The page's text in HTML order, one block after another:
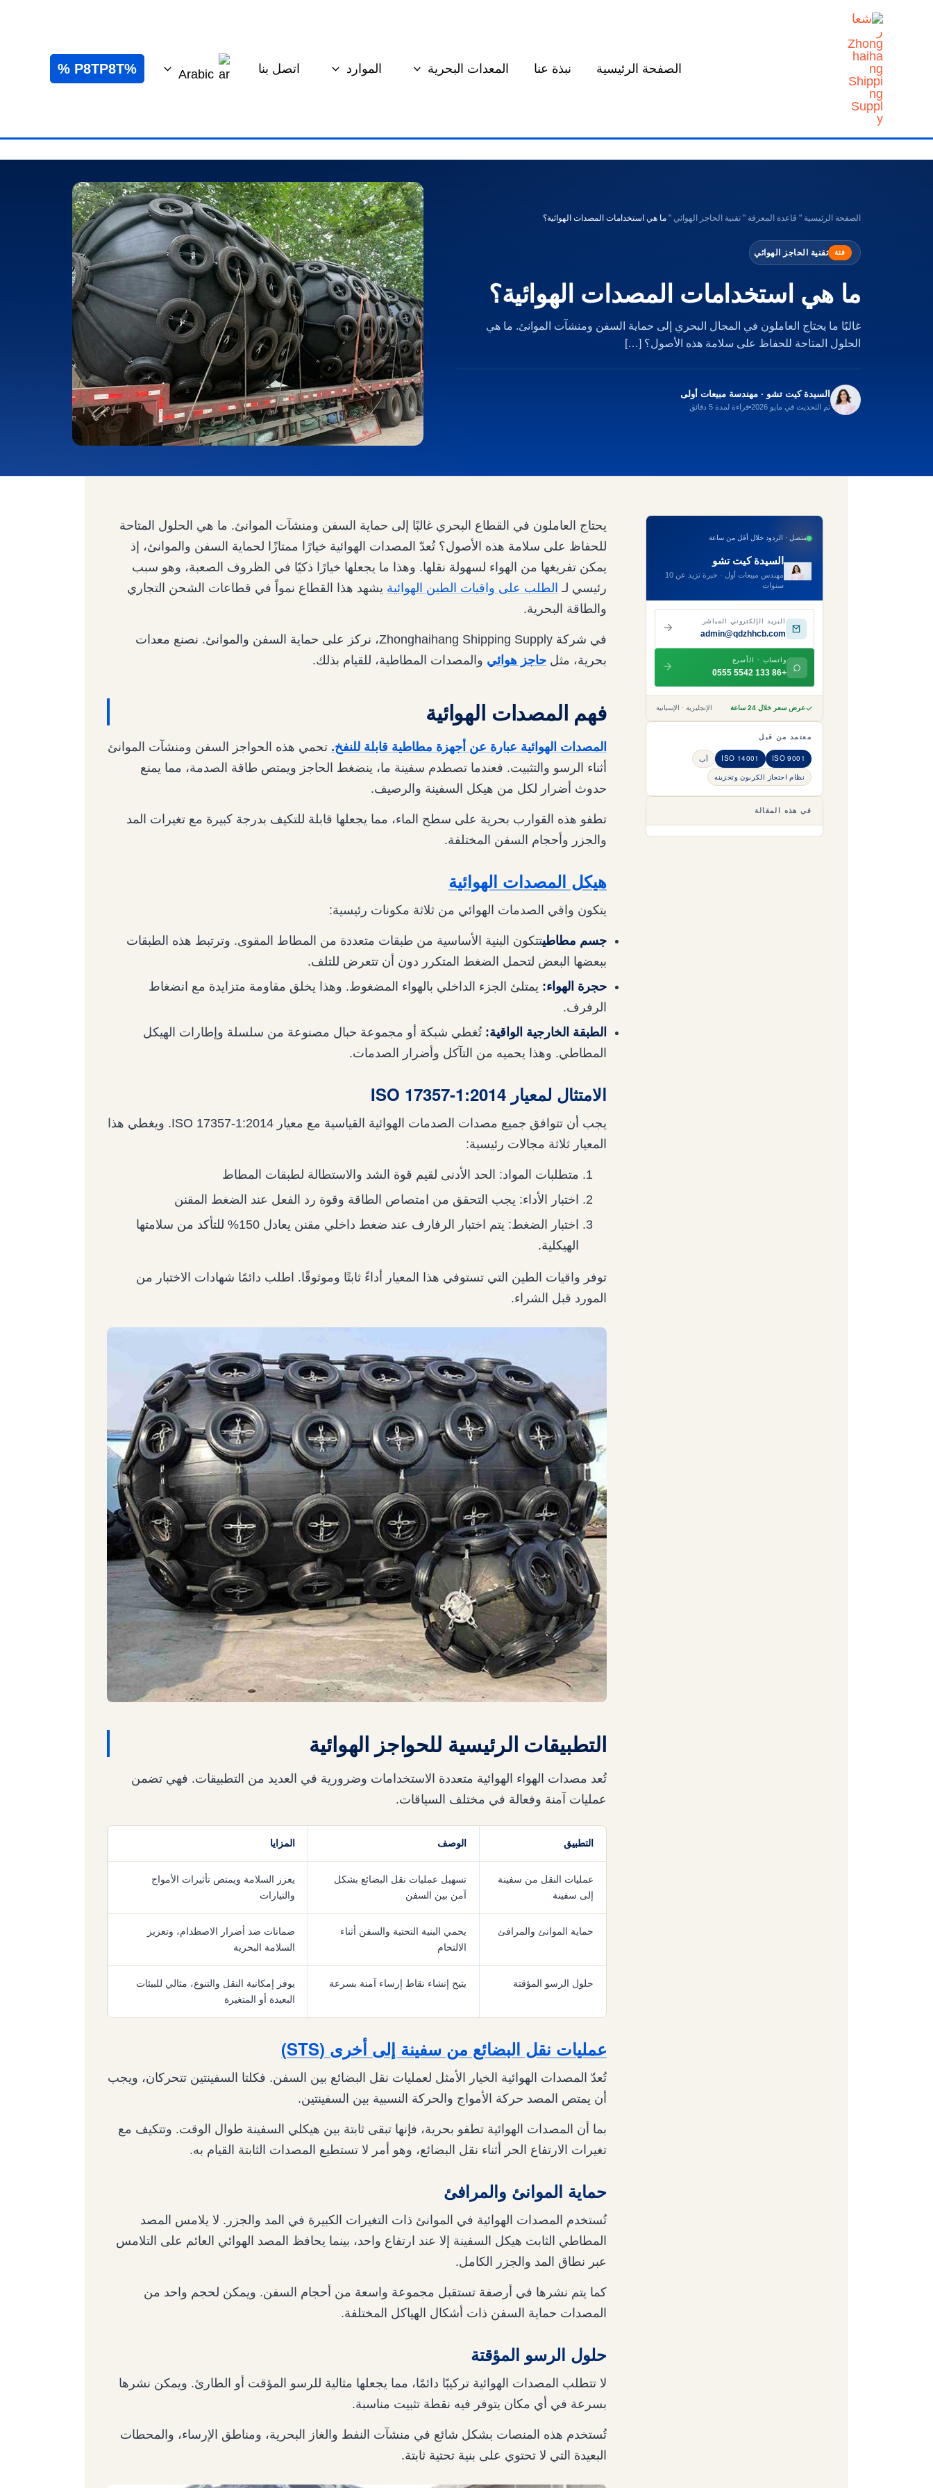
الصفحة الرئيسية
نبذة عنا المعدات البحرية الموارد اتصل بنا Arabic
%P8TP8T %
الصفحة الرئيسية " قاعدة المعرفة " تقنية الحاجز الهوائي " ما هي استخدامات المصدات الهوائية؟
فئة تقنية الحاجز الهوائي
ما هي استخدامات المصدات الهوائية؟
غالبًا ما يحتاج العاملون في المجال البحري إلى حماية السفن ومنشآت الموانئ. ما هي
الحلول المتاحة للحفاظ على سلامة هذه الأصول؟ […]
السيدة كيت تشو · مهندسة مبيعات أولى
تم التحديث في مايو 2026 قراءة لمدة 5 دقائق
متصل · الردود خلال أقل من ساعة
السيدة كيت تشو
مهندس مبيعات أول · خبرة تزيد عن 10
سنوات
البريد الإلكتروني المباشر
admin@qdzhhcb.com
واتساب · الأسرع
+86 133 5542 0555
عرض سعر خلال 24 ساعة الإنجليزية · الإسبانية
معتمد من قبل
ISO 9001
ISO 14001
أب
نظام احتجاز الكربون وتخزينه
في هذه المقالة
يحتاج العاملون في القطاع البحري غالبًا إلى حماية السفن ومنشآت الموانئ. ما هي الحلول المتاحة
للحفاظ على سلامة هذه الأصول؟ تُعدّ المصدات الهوائية خيارًا ممتازًا لحماية السفن والموانئ، إذ
يمكن تفريغها من الهواء لسهولة نقلها. وهذا ما يجعلها خيارًا ذكيًا في الظروف الصعبة، وهو سبب
رئيسي لـ الطلب على واقيات الطين الهوائية يشهد هذا القطاع نمواً في قطاعات الشحن التجاري
والطاقة البحرية.
في شركة Zhonghaihang Shipping Supply، نركز على حماية السفن والموانئ. نصنع معدات
بحرية، مثل حاجز هوائي والمصدات المطاطية، للقيام بذلك.
فهم المصدات الهوائية
المصدات الهوائية عبارة عن أجهزة مطاطية قابلة للنفخ. تحمي هذه الحواجز السفن ومنشآت الموانئ
أثناء الرسو والتثبيت. فعندما تصطدم سفينة ما، ينضغط الحاجز ويمتص طاقة الصدمة، مما يمنع
حدوث أضرار لكل من هيكل السفينة والرصيف.
تطفو هذه القوارب بحرية على سطح الماء، مما يجعلها قابلة للتكيف بدرجة كبيرة مع تغيرات المد
والجزر وأحجام السفن المختلفة.
هيكل المصدات الهوائية
يتكون واقي الصدمات الهوائي من ثلاثة مكونات رئيسية:
جسم مطاطيتتكون البنية الأساسية من طبقات متعددة من المطاط المقوى. وترتبط هذه الطبقات
ببعضها البعض لتحمل الضغط المتكرر دون أن تتعرض للتلف.
حجرة الهواء: يمتلئ الجزء الداخلي بالهواء المضغوط. وهذا يخلق مقاومة متزايدة مع انضغاط
الرفرف.
الطبقة الخارجية الواقية: تُغطي شبكة أو مجموعة حبال مصنوعة من سلسلة وإطارات الهيكل
المطاطي. وهذا يحميه من التآكل وأضرار الصدمات.
الامتثال لمعيار ISO 17357-1:2014
يجب أن تتوافق جميع مصدات الصدمات الهوائية القياسية مع معيار ISO 17357-1:2014. ويغطي هذا
المعيار ثلاثة مجالات رئيسية:
متطلبات المواد: الحد الأدنى لقيم قوة الشد والاستطالة لطبقات المطاط
اختبار الأداء: يجب التحقق من امتصاص الطاقة وقوة رد الفعل عند الضغط المقنن
اختبار الضغط: يتم اختبار الرفارف عند ضغط داخلي مقنن يعادل 150% للتأكد من سلامتها
الهيكلية.
توفر واقيات الطين التي تستوفي هذا المعيار أداءً ثابتًا وموثوقًا. اطلب دائمًا شهادات الاختبار من
المورد قبل الشراء.
التطبيقات الرئيسية للحواجز الهوائية
تُعد مصدات الهواء الهوائية متعددة الاستخدامات وضرورية في العديد من التطبيقات. فهي تضمن
عمليات آمنة وفعالة في مختلف السياقات.
التطبيق الوصف المزايا
عمليات النقل من سفينة
إلى سفينة
تسهيل عمليات نقل البضائع بشكل
آمن بين السفن
يعزز السلامة ويمتص تأثيرات الأمواج
والتيارات
حماية الموانئ والمرافئ
يحمي البنية التحتية والسفن أثناء
الالتحام
ضمانات ضد أضرار الاصطدام، وتعزيز
السلامة البحرية
حلول الرسو المؤقتة يتيح إنشاء نقاط إرساء آمنة بسرعة
يوفر إمكانية النقل والتنوع، مثالي للبيئات
البعيدة أو المتغيرة
عمليات نقل البضائع من سفينة إلى أخرى (STS)
تُعدّ المصدات الهوائية الخيار الأمثل لعمليات نقل البضائع بين السفن. فكلتا السفينتين تتحركان، ويجب
أن يمتص المصد حركة الأمواج والحركة النسبية بين السفينتين.
بما أن المصدات الهوائية تطفو بحرية، فإنها تبقى ثابتة بين هيكلي السفينة طوال الوقت. وتتكيف مع
تغيرات الارتفاع الحر أثناء نقل البضائع، وهو أمر لا تستطيع المصدات الثابتة القيام به.
حماية الموانئ والمرافئ
تُستخدم المصدات الهوائية في الموانئ ذات التغيرات الكبيرة في المد والجزر. لا يلامس المصد
المطاطي الثابت هيكل السفينة إلا عند ارتفاع واحد، بينما يحافظ المصد الهوائي العائم على التلامس
عبر نطاق المد والجزر الكامل.
كما يتم نشرها في أرصفة تستقبل مجموعة واسعة من أحجام السفن. ويمكن لحجم واحد من
المصدات حماية السفن ذات أشكال الهياكل المختلفة.
حلول الرسو المؤقتة
لا تتطلب المصدات الهوائية تركيبًا دائمًا، مما يجعلها مثالية للرسو المؤقت أو الطارئ. ويمكن نشرها
بسرعة في أي مكان يتوفر فيه نقطة تثبيت مناسبة.
تُستخدم هذه المنصات بشكل شائع في منشآت النفط والغاز البحرية، ومناطق الإرساء، والمحطات
البعيدة التي لا تحتوي على بنية تحتية ثابتة.